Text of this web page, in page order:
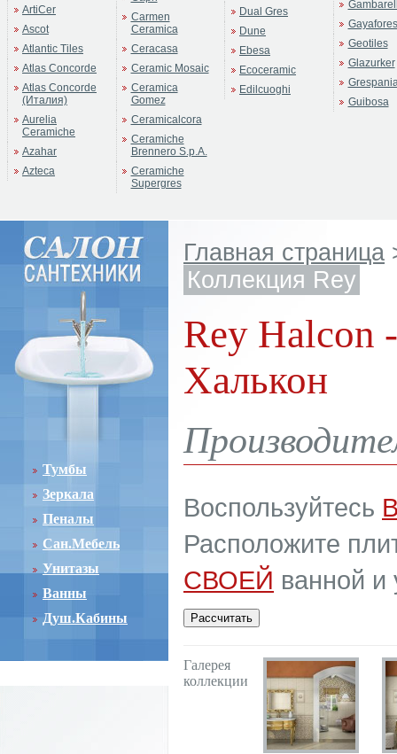
ArtiCer
Ascot
Atlantic Tiles
Atlas Concorde
Atlas Concorde
(Италия)
Aurelia
Ceramiche
Azahar
Azteca
Carmen
Ceramica
Ceracasa
Ceramic Mosaic
Ceramica
Gomez
Ceramicalcora
Ceramiche
Brennero S.p.A.
Ceramiche
Supergres
Dual Gres
Dune
Ebesa
Ecoceramic
Edilcuoghi
Gayafores
Geotiles
Glazurker
Guibosa
Тумбы
Зеркала
Пеналы
Сан.Мебель
Унитазы
Ванны
Душ.Кабины
Главная страница
Коллекция Rey
Rey Halcon
Халькон
Воспользуйтесь
Расположите
СВОЕЙ ванной и
Галерея
коллекции